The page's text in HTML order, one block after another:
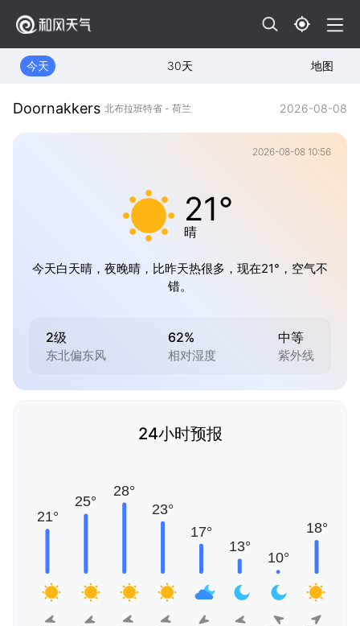
今天 30天 地图
Doornakkers 北布拉班特省 - 荷兰 2026-08-08
2026-08-08 10:56
21°
晴
今天白天晴，夜晚晴，比昨天热很多，现在21°，空气不
错。
2级
东北偏东风
62%
相对湿度
中等
紫外线
24小时预报